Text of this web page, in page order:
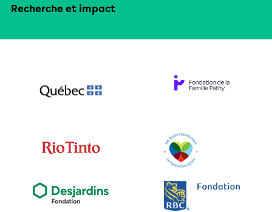
Recherche et impact